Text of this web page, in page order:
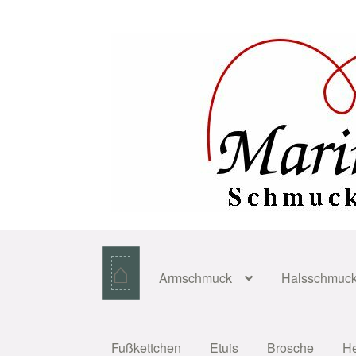
⌂ Armschmuck
Fußkettchen Etuis Brosche